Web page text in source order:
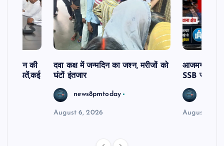
की
शिकायतें,कई
दवा कक्ष में जन्मदिन का जश्न, मरीजों को
घंटों इंतजार
news8pmtoday
August 6, 2026
आजमगढ़
SSB सुबेदार
August 6,